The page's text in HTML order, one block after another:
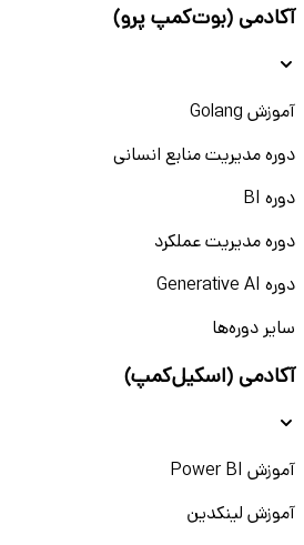
آکادمی (بوت‌کمپ پرو)
آموزش Golang
دوره مدیریت منابع انسانی
دوره BI
دوره مدیریت عملکرد
دوره Generative AI
سایر دوره‌ها
آکادمی (اسکیل‌کمپ)
آموزش Power BI
آموزش لینکدین